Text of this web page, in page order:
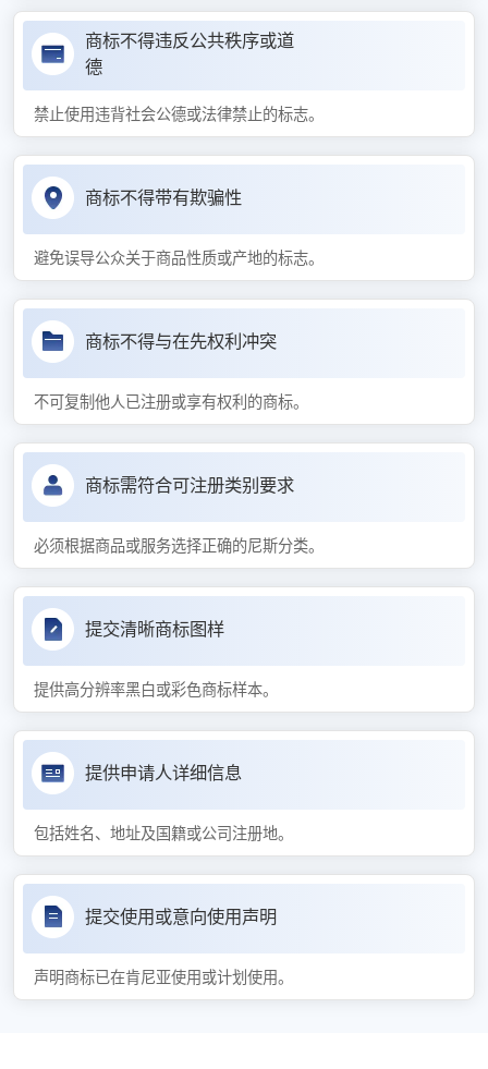
商标不得违反公共秩序或道
德
禁止使用违背社会公德或法律禁止的标志。
商标不得带有欺骗性
避免误导公众关于商品性质或产地的标志。
商标不得与在先权利冲突
不可复制他人已注册或享有权利的商标。
商标需符合可注册类别要求
必须根据商品或服务选择正确的尼斯分类。
提交清晰商标图样
提供高分辨率黑白或彩色商标样本。
提供申请人详细信息
包括姓名、地址及国籍或公司注册地。
提交使用或意向使用声明
声明商标已在肯尼亚使用或计划使用。